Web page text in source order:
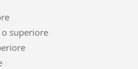
superiore